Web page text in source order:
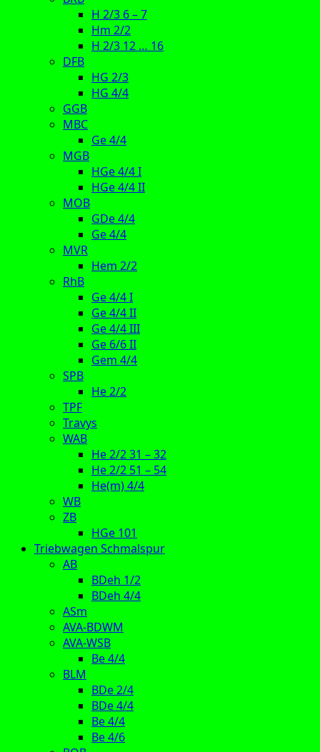
H 2/3 6 – 7
Hm 2/2
H 2/3 12 … 16
DFB
HG 2/3
HG 4/4
GGB
MBC
Ge 4/4
MGB
HGe 4/4 I
HGe 4/4 II
MOB
GDe 4/4
Ge 4/4
MVR
Hem 2/2
RhB
Ge 4/4 I
Ge 4/4 II
Ge 4/4 III
Ge 6/6 II
Gem 4/4
SPB
He 2/2
TPF
Travys
WAB
He 2/2 31 – 32
He 2/2 51 – 54
He(m) 4/4
WB
ZB
HGe 101
Triebwagen Schmalspur
AB
BDeh 1/2
BDeh 4/4
ASm
AVA-BDWM
AVA-WSB
Be 4/4
BLM
BDe 2/4
BDe 4/4
Be 4/4
Be 4/6